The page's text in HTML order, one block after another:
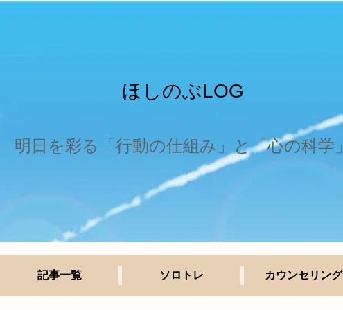
ほしのぶLOG
明日を彩る「行動の仕組み」と「心の科学」
記事一覧 ソロトレ カウンセリング